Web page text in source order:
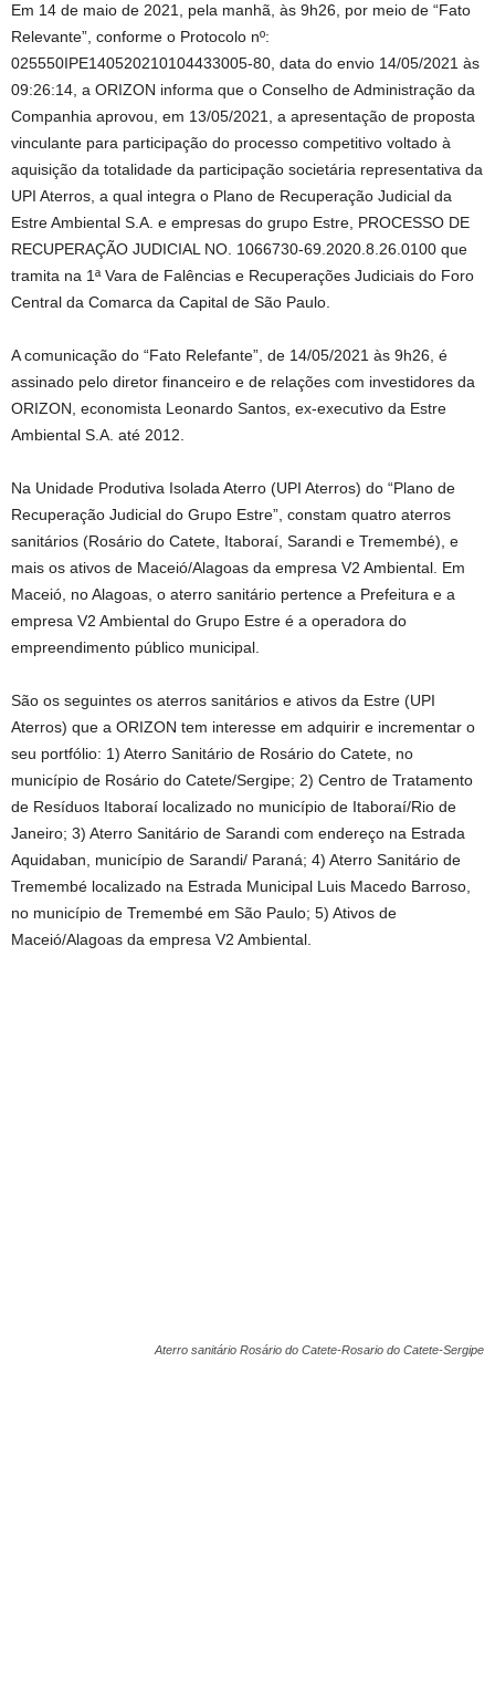
Em 14 de maio de 2021, pela manhã, às 9h26, por meio de “Fato
Relevante”, conforme o Protocolo nº:
025550IPE140520210104433005-80, data do envio 14/05/2021 às
09:26:14, a ORIZON informa que o Conselho de Administração da
Companhia aprovou, em 13/05/2021, a apresentação de proposta
vinculante para participação do processo competitivo voltado à
aquisição da totalidade da participação societária representativa da
UPI Aterros, a qual integra o Plano de Recuperação Judicial da
Estre Ambiental S.A. e empresas do grupo Estre, PROCESSO DE
RECUPERAÇÃO JUDICIAL NO. 1066730-69.2020.8.26.0100 que
tramita na 1ª Vara de Falências e Recuperações Judiciais do Foro
Central da Comarca da Capital de São Paulo.
A comunicação do “Fato Relefante”, de 14/05/2021 às 9h26, é
assinado pelo diretor financeiro e de relações com investidores da
ORIZON, economista Leonardo Santos, ex-executivo da Estre
Ambiental S.A. até 2012.
Na Unidade Produtiva Isolada Aterro (UPI Aterros) do “Plano de
Recuperação Judicial do Grupo Estre”, constam quatro aterros
sanitários (Rosário do Catete, Itaboraí, Sarandi e Tremembé), e
mais os ativos de Maceió/Alagoas da empresa V2 Ambiental. Em
Maceió, no Alagoas, o aterro sanitário pertence a Prefeitura e a
empresa V2 Ambiental do Grupo Estre é a operadora do
empreendimento público municipal.
São os seguintes os aterros sanitários e ativos da Estre (UPI
Aterros) que a ORIZON tem interesse em adquirir e incrementar o
seu portfólio: 1) Aterro Sanitário de Rosário do Catete, no
município de Rosário do Catete/Sergipe; 2) Centro de Tratamento
de Resíduos Itaboraí localizado no município de Itaboraí/Rio de
Janeiro; 3) Aterro Sanitário de Sarandi com endereço na Estrada
Aquidaban, município de Sarandi/ Paraná; 4) Aterro Sanitário de
Tremembé localizado na Estrada Municipal Luis Macedo Barroso,
no município de Tremembé em São Paulo; 5) Ativos de
Maceió/Alagoas da empresa V2 Ambiental.
Aterro sanitário Rosário do Catete-Rosario do Catete-Sergipe